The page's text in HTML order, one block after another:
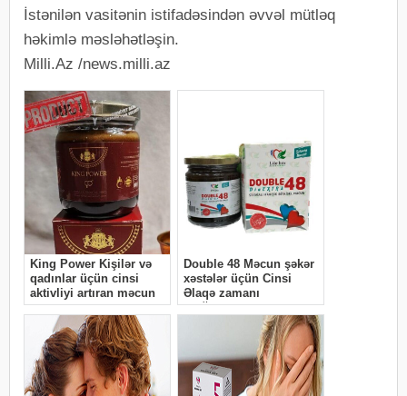
İstənilən vasitənin istifadəsindən əvvəl mütləq
həkimlə məsləhətləşin.
Milli.Az /news.milli.az